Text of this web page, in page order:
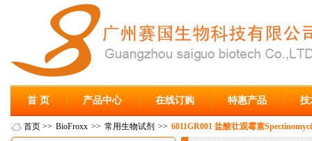
首 页 产品中心 在线订购 特惠产品 技
首页 >> BioFroxx >> 常用生物试剂 >> 6811GR001 盐酸壮观霉素